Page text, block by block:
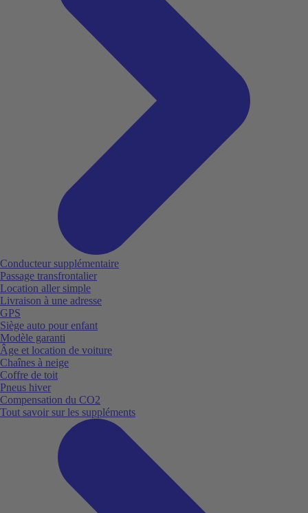
Conducteur supplémentaire
Passage transfrontalier
Location aller simple
Livraison à une adresse
GPS
Siège auto pour enfant
Modèle garanti
Âge et location de voiture
Chaînes à neige
Coffre de toit
Pneus hiver
Compensation du CO2
Tout savoir sur les suppléments